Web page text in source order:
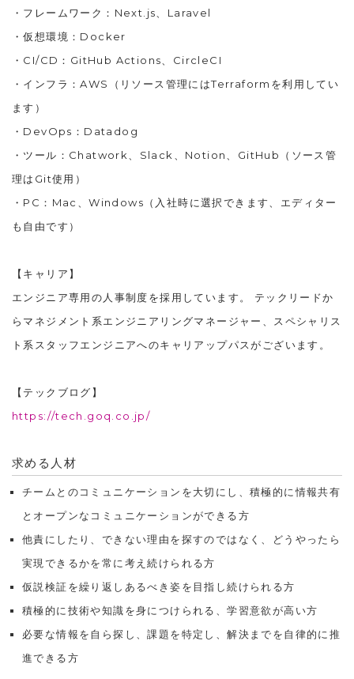
・フレームワーク：Next.js、Laravel
・仮想環境：Docker
・CI/CD：GitHub Actions、CircleCI
・インフラ：AWS（リソース管理にはTerraformを利用してい
ます）
・DevOps：Datadog
・ツール：Chatwork、Slack、Notion、GitHub（ソース管
理はGit使用）
・PC：Mac、Windows（入社時に選択できます、エディター
も自由です）
【キャリア】
エンジニア専用の人事制度を採用しています。 テックリードか
らマネジメント系エンジニアリングマネージャー、スペシャリス
ト系スタッフエンジニアへのキャリアップパスがございます。
【テックブログ】
https://tech.goq.co.jp/
求める人材
チームとのコミュニケーションを大切にし、積極的に情報共有
とオープンなコミュニケーションができる方
他責にしたり、できない理由を探すのではなく、どうやったら
実現できるかを常に考え続けられる方
仮説検証を繰り返しあるべき姿を目指し続けられる方
積極的に技術や知識を身につけられる、学習意欲が高い方
必要な情報を自ら探し、課題を特定し、解決までを自律的に推
進できる方